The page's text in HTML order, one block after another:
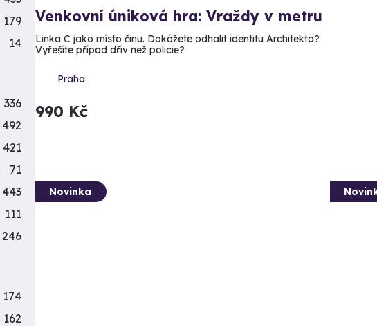
Venkovní úniková hra: Vraždy v metru
Linka C jako místo činu. Dokážete odhalit identitu Architekta?
Vyřešíte případ dřív než policie?
Praha
990 Kč
Novinka
179
14
336
492
421
71
443
111
246
174
162